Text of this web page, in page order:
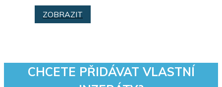
ZOBRAZIT
CHCETE PŘIDÁVAT VLASTNÍ